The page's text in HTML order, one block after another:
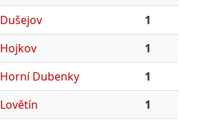
Dušejov
1
Hojkov
1
Horní Dubenky
1
Lovětín
1